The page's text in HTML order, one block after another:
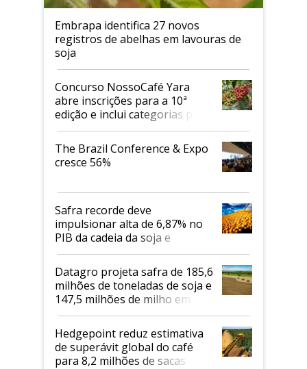
Embrapa identifica 27 novos
registros de abelhas em lavouras de
soja
Concurso NossoCafé Yara
abre inscrições para a 10ª
edição e inclui categorias para
cafés Canephora
The Brazil Conference & Expo
cresce 56%
Safra recorde deve
impulsionar alta de 6,87% no
PIB da cadeia da soja e
biodiesel em 2026
Datagro projeta safra de 185,6
milhões de toneladas de soja e
147,5 milhões de milho em
2026/27
Hedgepoint reduz estimativa
de superávit global do café
para 8,2 milhões de sacas